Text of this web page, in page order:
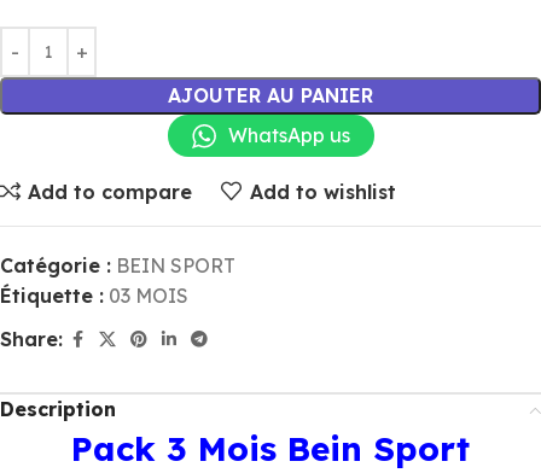
AJOUTER AU PANIER
WhatsApp us
Add to compare Add to wishlist
Catégorie : BEIN SPORT
Étiquette : 03 MOIS
Share:
Description
Pack 3 Mois Bein Sport